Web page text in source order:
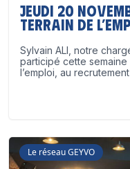
Jeudi 20
terrain de
Sylvain ALI, notre
participé cette
l’emploi, au
Le réseau GEYVO